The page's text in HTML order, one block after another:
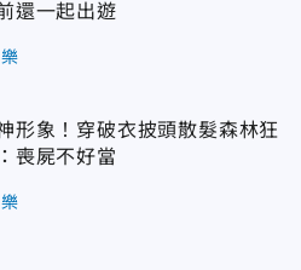
還一起出遊
形象！穿破衣披頭散髮森林狂
喪屍不好當